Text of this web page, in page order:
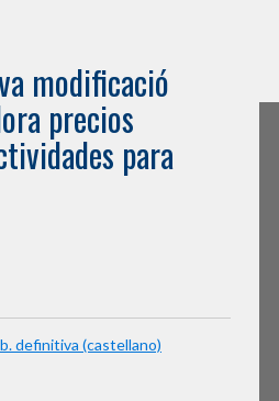
de Burlada
modificació
precios
para
definitiva (castellano)